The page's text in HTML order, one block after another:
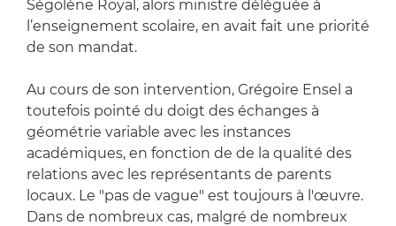
Ségolène Royal, alors ministre déléguée à
l’enseignement scolaire, en avait fait une priorité
de son mandat.
Au cours de son intervention, Grégoire Ensel a
toutefois pointé du doigt des échanges à
géométrie variable avec les instances
académiques, en fonction de de la qualité des
relations avec les représentants de parents
locaux. Le "pas de vague" est toujours à l'œuvre.
Dans de nombreux cas, malgré de nombreux